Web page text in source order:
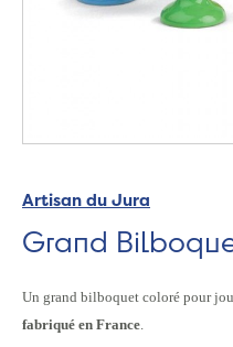
Artisan du Jura
Grand
Un grand bilboquet coloré pour
fabriqué en France.